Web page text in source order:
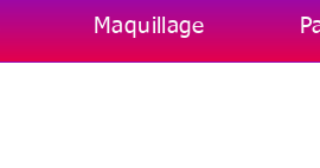
Maquillage